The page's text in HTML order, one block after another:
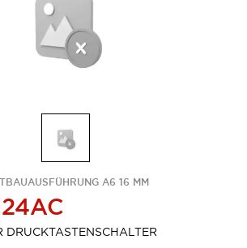
A6 16 MM
DRUCKTASTENSCHALTER